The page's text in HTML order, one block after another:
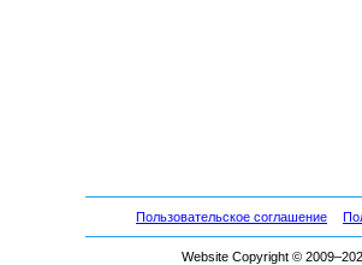
Пользовательское соглашение
Website Copyright ©